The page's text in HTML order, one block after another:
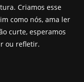
Criamos esse
como nós, ama ler
curte, esperamos
ou refletir.